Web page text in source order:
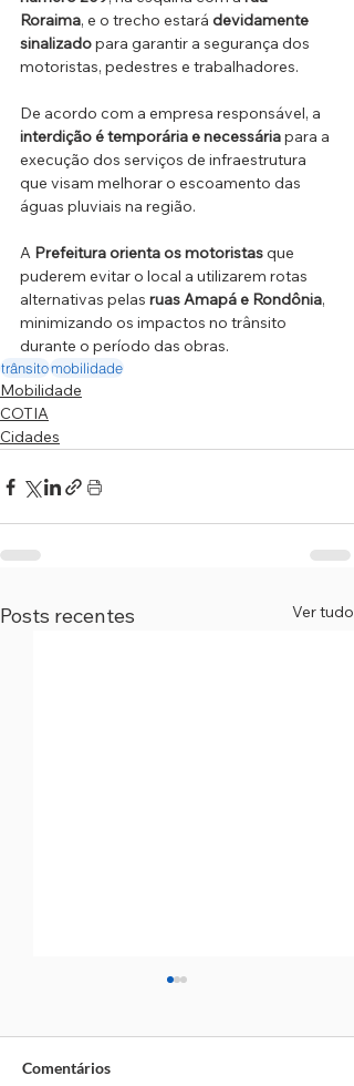
Roraima, e o trecho estará devidamente
sinalizado para garantir a segurança dos
motoristas, pedestres e trabalhadores.
De acordo com a empresa responsável, a
interdição é temporária e necessária para a
execução dos serviços de infraestrutura
que visam melhorar o escoamento das
águas pluviais na região.
A Prefeitura orienta os motoristas que
puderem evitar o local a utilizarem rotas
alternativas pelas ruas Amapá e Rondônia,
minimizando os impactos no trânsito
durante o período das obras.
trânsitomobilidade
Mobilidade
COTIA
Cidades
Posts recentes Ver tudo
Comentários